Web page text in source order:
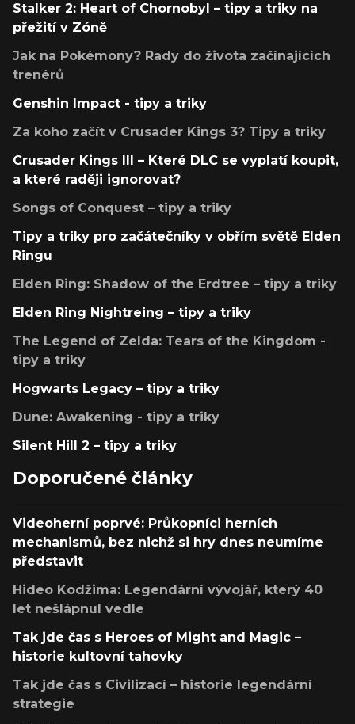
Stalker 2: Heart of Chornobyl – tipy a triky na
přežití v Zóně
Jak na Pokémony? Rady do života začínajících
trenérů
Genshin Impact - tipy a triky
Za koho začít v Crusader Kings 3? Tipy a triky
Crusader Kings III – Které DLC se vyplatí koupit,
a které raději ignorovat?
Songs of Conquest – tipy a triky
Tipy a triky pro začátečníky v obřím světě Elden
Ringu
Elden Ring: Shadow of the Erdtree – tipy a triky
Elden Ring Nightreing – tipy a triky
The Legend of Zelda: Tears of the Kingdom -
tipy a triky
Hogwarts Legacy – tipy a triky
Dune: Awakening - tipy a triky
Silent Hill 2 – tipy a triky
Doporučené články
Videoherní poprvé: Průkopníci herních
mechanismů, bez nichž si hry dnes neumíme
představit
Hideo Kodžima: Legendární vývojář, který 40
let nešlápnul vedle
Tak jde čas s Heroes of Might and Magic –
historie kultovní tahovky
Tak jde čas s Civilizací – historie legendární
strategie